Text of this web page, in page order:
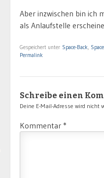
Aber inzwischen bin ich
als Anlaufstelle
Gespeichert unter Space-Back,
Permalink
Schreibe einen
Deine E-Mail-Adresse wird nicht
Kommentar *